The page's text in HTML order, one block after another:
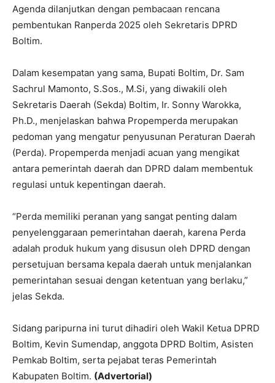
Agenda dilanjutkan dengan pembacaan rencana
pembentukan Ranperda 2025 oleh Sekretaris DPRD
Boltim.
Dalam kesempatan yang sama, Bupati Boltim, Dr. Sam
Sachrul Mamonto, S.Sos., M.Si, yang diwakili oleh
Sekretaris Daerah (Sekda) Boltim, Ir. Sonny Warokka,
Ph.D., menjelaskan bahwa Propemperda merupakan
pedoman yang mengatur penyusunan Peraturan Daerah
(Perda). Propemperda menjadi acuan yang mengikat
antara pemerintah daerah dan DPRD dalam membentuk
regulasi untuk kepentingan daerah.
“Perda memiliki peranan yang sangat penting dalam
penyelenggaraan pemerintahan daerah, karena Perda
adalah produk hukum yang disusun oleh DPRD dengan
persetujuan bersama kepala daerah untuk menjalankan
pemerintahan sesuai dengan ketentuan yang berlaku,”
jelas Sekda.
Sidang paripurna ini turut dihadiri oleh Wakil Ketua DPRD
Boltim, Kevin Sumendap, anggota DPRD Boltim, Asisten
Pemkab Boltim, serta pejabat teras Pemerintah
Kabupaten Boltim. (Advertorial)